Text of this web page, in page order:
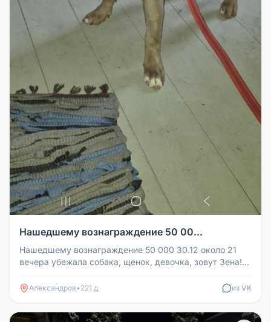
Нашедшему вознаграждение 50 00...
Нашедшему вознаграждение 50 000 30.12 около 21
вечера убежала собака, щенок, девочка, зовут Зена!
Александров• 221 д из VK